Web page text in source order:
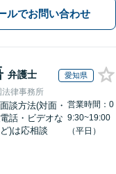
ルでお問い合わせ
弁護士 愛知県
律事務所
面談方法(対面・
電話・ビデオな
ど)は応相談
営業時間：0
9:30~19:00
（平日）